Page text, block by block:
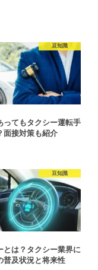
豆知識
ってもタクシー運転手
面接対策も紹介
豆知識
とは？タクシー業界に
普及状況と将来性